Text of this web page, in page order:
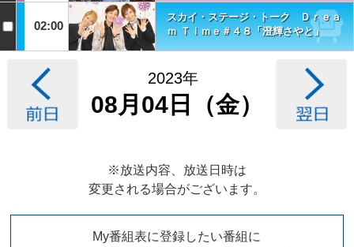
02:00
スカイ・ステージ・トーク Ｄｒｅａ
ｍ Ｔｉｍｅ＃４８「澄輝さやと」
2023年
08月04日（金）
※放送内容、放送日時は
変更される場合がございます。
My番組表に登録したい番組に